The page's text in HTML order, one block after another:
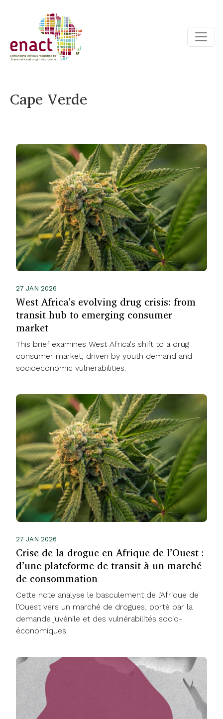
Cape Verde
27 JAN 2026
West Africa's evolving drug crisis: from
transit hub to emerging consumer
market
This brief examines West Africa's shift to a drug
consumer market, driven by youth demand and
socioeconomic vulnerabilities.
27 JAN 2026
Crise de la drogue en Afrique de l’Ouest :
d’une plateforme de transit à un marché
de consommation
Cette note analyse le basculement de l’Afrique de
l’Ouest vers un marché de drogues, porté par la
demande juvénile et des vulnérabilités socio-
économiques.